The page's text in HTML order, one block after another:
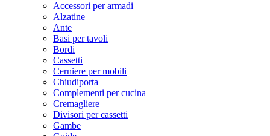
Accessori per armadi
Alzatine
Ante
Basi per tavoli
Bordi
Cassetti
Cerniere per mobili
Chiudiporta
Complementi per cucina
Cremagliere
Divisori per cassetti
Gambe